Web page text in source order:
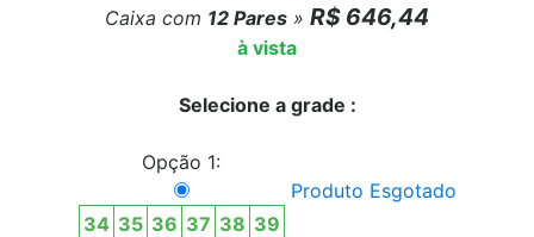
Caixa com 12 Pares » R$ 646,44
à vista
Selecione a grade :
Opção 1:
34 35 36 37 38 39
Produto Esgotado